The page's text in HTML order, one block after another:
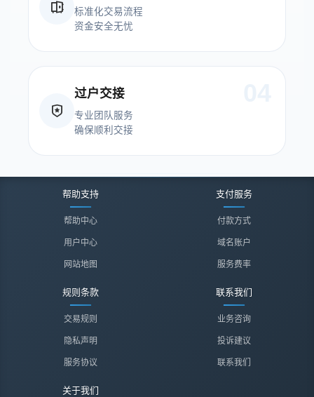
标准化交易流程
资金安全无忧
过户交接
专业团队服务
确保顺利交接
帮助支持
帮助中心
用户中心
网站地图
支付服务
付款方式
域名账户
服务费率
规则条款
交易规则
隐私声明
服务协议
联系我们
业务咨询
投诉建议
联系我们
关于我们